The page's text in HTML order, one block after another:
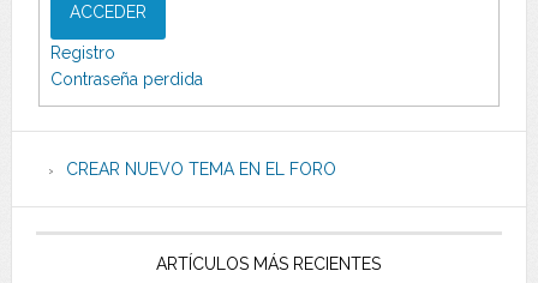
ACCEDER
Registro
Contraseña perdida
CREAR NUEVO TEMA EN EL FORO
ARTÍCULOS MÁS RECIENTES